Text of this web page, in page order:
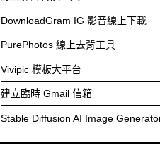
DownloadGram IG 影音線上下載
PurePhotos 線上去背工具
Vivipic 模板大平台
建立臨時 Gmail 信箱
Stable Diffusion AI Image